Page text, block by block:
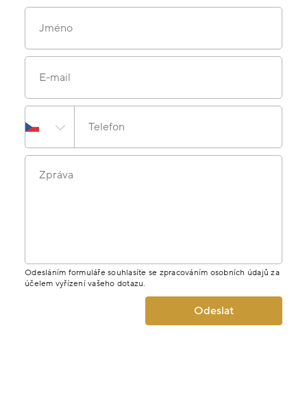
Jméno
E-mail
Telefon
Zpráva
Odesláním formuláře souhlasíte se zpracováním osobních údajů za
účelem vyřízení vašeho dotazu.
Odeslat